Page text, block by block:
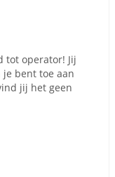
tot operator! Jij
bent toe aan
jij het geen